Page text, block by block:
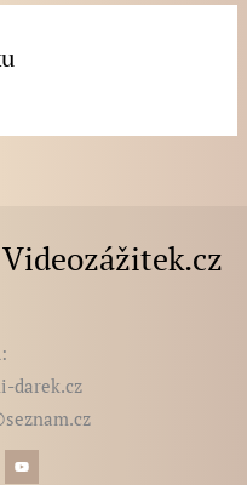
:
darek.cz